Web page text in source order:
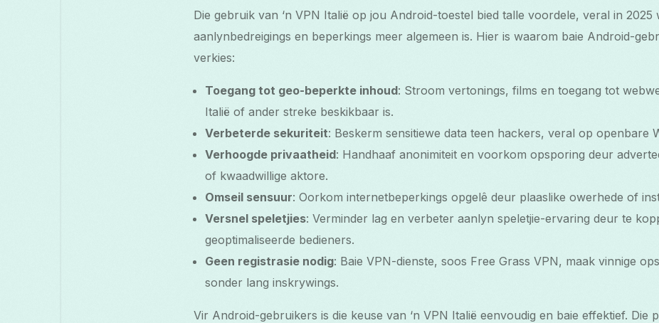
Die gebruik van ‘n VPN Italië op jou Android-toestel bied talle voordele, veral in 2025
aanlynbedreigings en beperkings meer algemeen is. Hier is waarom baie Android-
verkies:
Toegang tot geo-beperkte inhoud: Stroom vertonings, films en toegang tot
Italië of ander streke beskikbaar is.
Verbeterde sekuriteit: Beskerm sensitiewe data teen hackers, veral op openbare
Verhoogde privaatheid: Handhaaf anonimiteit en voorkom opsporing deur
of kwaadwillige aktore.
Omseil sensuur: Oorkom internetbeperkings opgelê deur plaaslike owerhede of
Versnel speletjies: Verminder lag en verbeter aanlyn speletjie-ervaring deur te
geoptimaliseerde bedieners.
Geen registrasie nodig: Baie VPN-dienste, soos Free Grass VPN, maak vinnige
sonder lang inskrywings.
Vir Android-gebruikers is die keuse van ‘n VPN Italië eenvoudig en baie effektief. Die